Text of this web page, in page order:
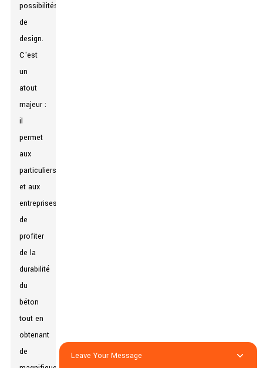
possibilités
de
design.
C'est
un
atout
majeur :
il
permet
aux
particuliers
et aux
entreprises
de
profiter
de la
durabilité
du
béton
tout en
obtenant
de
Leave Your Message